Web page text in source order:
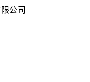
公司